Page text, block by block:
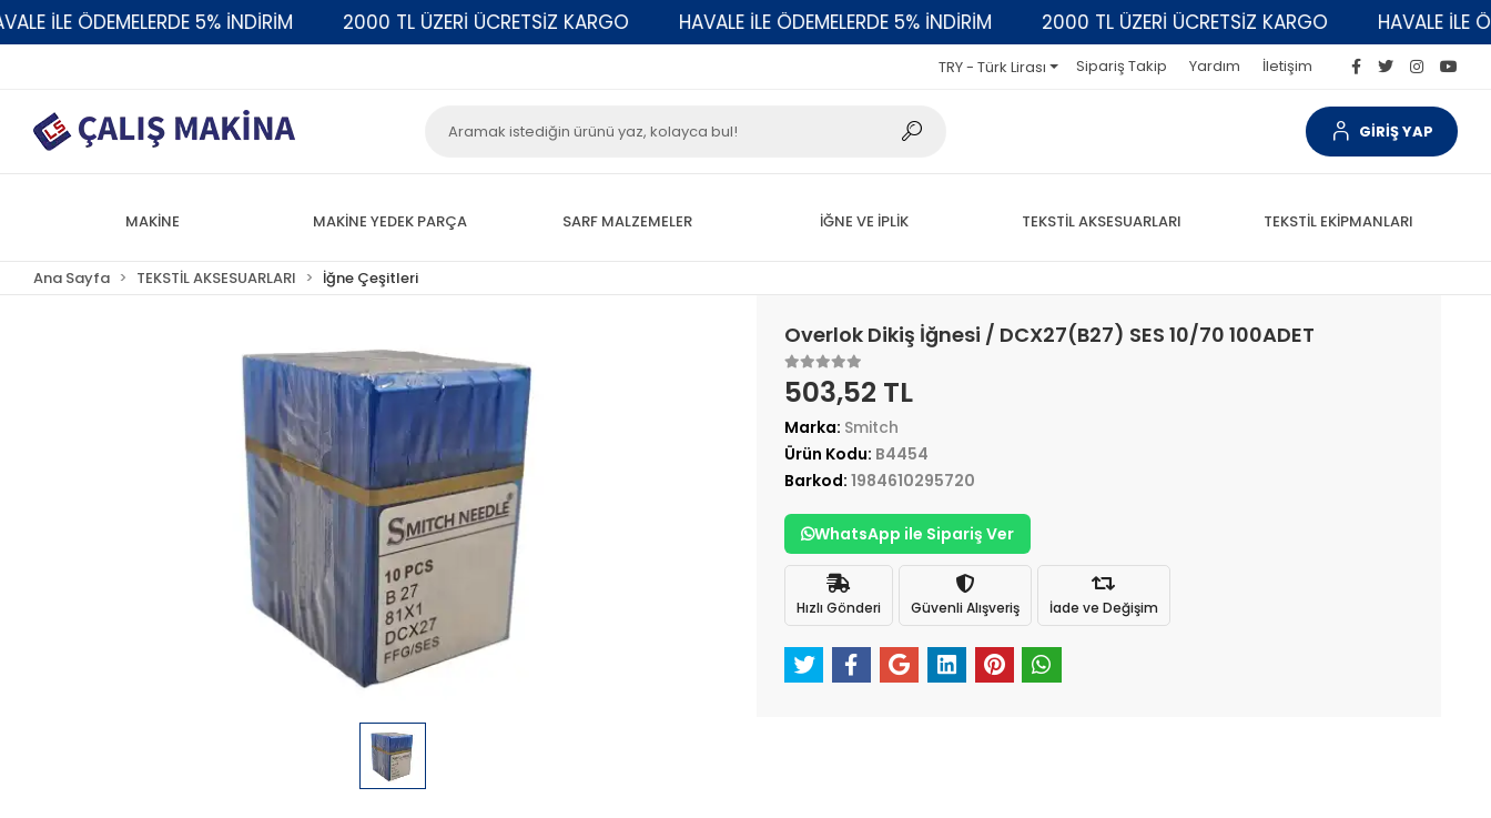
İLE ÖDEMELERDE 5% İNDİRİM 2000 TL ÜZERİ ÜCRETSİZ KARGO HAVALE İLE ÖDEMELERDE 5% İNDİRİM 2000 TL ÜZERİ ÜCRETSİZ KARGO HAVALE İLE
TRY - Türk Lirası Sipariş Takip Yardım İletişim
GİRİŞ YAP
MAKİNE MAKİNE YEDEK PARÇA SARF MALZEMELER İĞNE VE İPLİK TEKSTİL AKSESUARLARI TEKSTİL EKİPMANLARI
Ana Sayfa TEKSTİL AKSESUARLARI İğne Çeşitleri
Overlok Dikiş İğnesi / DCX27(B27) SES 10/70 100ADET
503,52 TL
Marka: Smitch
Ürün Kodu: B4454
Barkod: 1984610295720
WhatsApp ile Sipariş Ver
Hızlı Gönderi Güvenli Alışveriş İade ve Değişim